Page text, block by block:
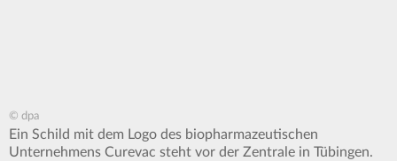
© dpa
Ein Schild mit dem Logo des biopharmazeutischen
Unternehmens Curevac steht vor der Zentrale in Tübingen.